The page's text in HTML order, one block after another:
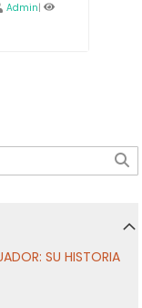
Admin|
SU HISTORIA